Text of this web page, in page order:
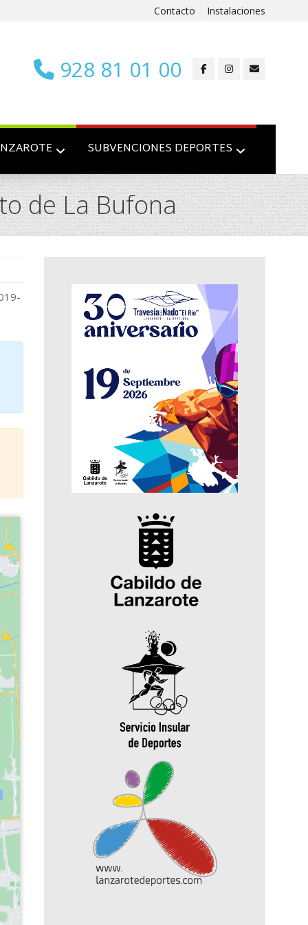
Contacto Instalaciones
928 81 01 00
SUBVENCIONES DEPORTES
de La Bufona